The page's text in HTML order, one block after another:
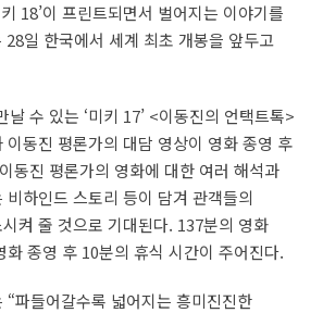
18’이 프린트되면서 벌어지는 이야기를
일 한국에서 세계 최초 개봉을 앞두고
날 수 있는 ‘미키 17’ <이동진의 언택트톡>
이동진 평론가의 대담 영상이 영화 종영 후
동진 평론가의 영화에 대한 여러 해석과
하인드 스토리 등이 담겨 관객들의
켜 줄 것으로 기대된다. 137분의 영화
화 종영 후 10분의 휴식 시간이 주어진다.
“파들어갈수록 넓어지는 흥미진진한